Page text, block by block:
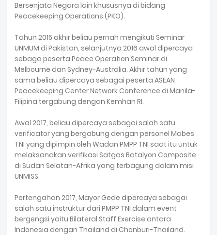
Bersenjata Negara lain khususnya di bidang
Peacekeeping Operations (PKO).
Tahun 2015 akhir beliau pernah mengikuti Seminar
UNMUM di Pakistan, selanjutnya 2016 awal dipercaya
sebaga peserta Peace Operation Seminar di
Melbourne dan Sydney-Australia. Akhir tahun yang
sama beliau dipercaya sebagai peserta ASEAN
Peacekeeping Center Network Conference di Manila-
Filipina tergabung dengan Kemhan RI.
Awal 2017, beliau dipercaya sebagai salah satu
verificator yang bergabung dengan personel Mabes
TNI yang dipimpin oleh Wadan PMPP TNI saat itu untuk
melaksanakan verifikasi Satgas Batalyon Composite
di Sudan Selatan-Afrika yang terbagung dalam misi
UNMISS.
Pertengahan 2017, Mayor Gede dipercaya sebagai
salah satu instruktur dari PMPP TNI dalam event
bergengsi yaitu Bilateral Staff Exercise antara
Indonesia dengan Thailand di Chonburi-Thailand.